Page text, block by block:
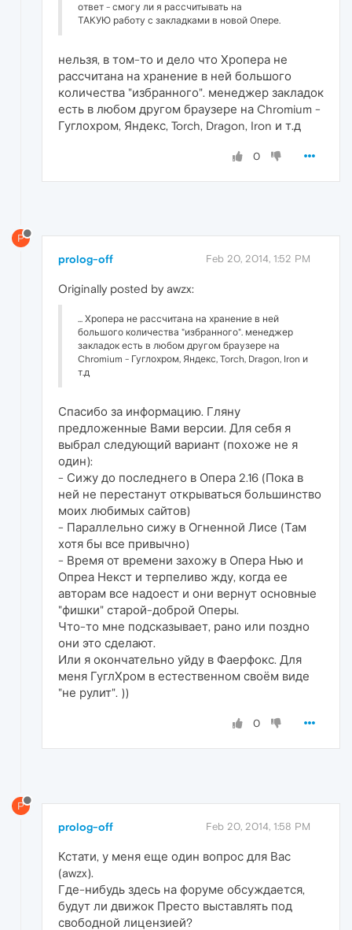
ответ - смогу ли я рассчитывать на
ТАКУЮ работу с закладками в новой Опере.
нельзя, в том-то и дело что Хропера не
рассчитана на хранение в ней большого
количества "избранного". менеджер закладок
есть в любом другом браузере на Chromium -
Гуглохром, Яндекс, Torch, Dragon, Iron и т.д
0
P
prolog-off Feb 20, 2014, 1:52 PM
Originally posted by awzx:
... Хропера не рассчитана на хранение в ней
большого количества "избранного". менеджер
закладок есть в любом другом браузере на
Chromium - Гуглохром, Яндекс, Torch, Dragon, Iron и
т.д
Спасибо за информацию. Гляну
предложенные Вами версии. Для себя я
выбрал следующий вариант (похоже не я
один):
- Сижу до последнего в Опера 2.16 (Пока в
ней не перестанут открываться большинство
моих любимых сайтов)
- Параллельно сижу в Огненной Лисе (Там
хотя бы все привычно)
- Время от времени захожу в Опера Нью и
Опреа Некст и терпеливо жду, когда ее
авторам все надоест и они вернут основные
"фишки" старой-доброй Оперы.
Что-то мне подсказывает, рано или поздно
они это сделают.
Или я окончательно уйду в Фаерфокс. Для
меня ГуглХром в естественном своём виде
"не рулит". ))
0
P
prolog-off Feb 20, 2014, 1:58 PM
Кстати, у меня еще один вопрос для Вас
(awzx).
Где-нибудь здесь на форуме обсуждается,
будут ли движок Престо выставлять под
свободной лицензией?